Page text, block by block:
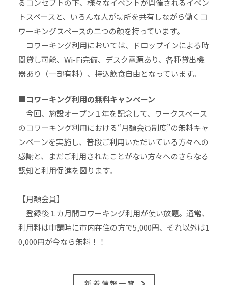
るコンセプトの下、様々なイベントが開催されるイベン
トスペースと、いろんな人が場所を共有しながら働くコ
ワーキングスペースの二つの顔を持っています。
コワーキング利用においては、ドロップインによる時
間貸し可能、Wi-Fi完備、デスク電源あり、各種貸出機
器あり（一部有料）、持込飲食自由となっています。
■コワーキング利用の無料キャンペーン
今回、施設オープン１年を記念して、ワークスペース
のコワーキング利用における“月額会員制度”の無料キャ
ンペーンを実施し、普段ご利用いただいている方々への
感謝と、まだご利用されたことがない方々へのさらなる
認知と利用促進を図ります。
【月額会員】
登録後１カ月間コワーキング利用が使い放題。通常、
利用料は申請時に市内在住の方で5,000円、それ以外は1
0,000円が今なら無料！！